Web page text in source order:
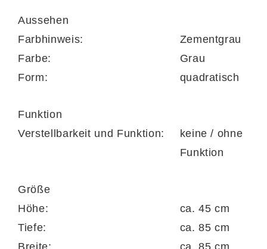
und klaren Linien fügt sich der Tisch
mühelos in unterschiedlichste
Einrichtungsstile ein – von puristisch bis
urban. Die Keramikplatte in edler
Erscheinungsbild und zieht alle Blicke auf
sich. Mit Maßen von ca.85 × 45 × 85 cm
bietet der Tisch ausreichend
Aussehen
Farbhinweis:
Zementgrau
Farbe:
Grau
Form:
quadratisch
Funktion
Verstellbarkeit und Funktion:
keine / ohne
Funktion
Größe
Höhe:
ca. 45 cm
Tiefe:
ca. 85 cm
Breite:
ca. 85 cm